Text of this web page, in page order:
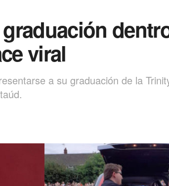
viral
a su graduación de la